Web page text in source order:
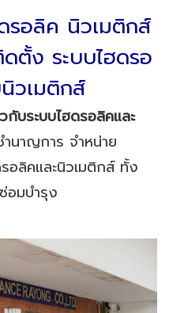
รอลิค นิวเมติกส์
ตั้ง ระบบไฮดรอ
วเมติกส์
กับระบบไฮดรอลิคและ
นาญการ จำหน่าย
อลิคและนิวเมติกส์​ ทั้ง
อมบำรุง